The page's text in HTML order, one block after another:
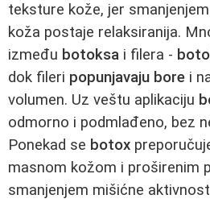
teksture kože, jer
koža postaje relaksiranija.
između botoksa i filera -
dok fileri popunjavaju bore i
volumen. Uz veštu aplikaciju
odmorno i podmlađeno, bez
Ponekad se botox
masnom kožom i proširenim
smanjenjem mišićne